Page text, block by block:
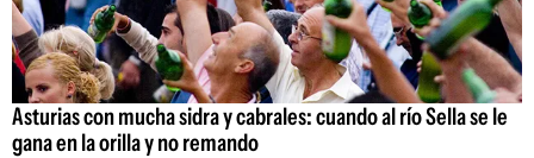
Asturias con mucha sidra y cabrales: cuando al río Sella se le
gana en la orilla y no remando